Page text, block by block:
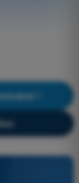
!